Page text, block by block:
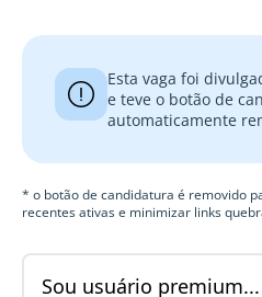
Esta vaga foi
e teve o botão de
automaticamente
* o botão de candidatura é removido
recentes ativas e minimizar links
Sou usuário premium...